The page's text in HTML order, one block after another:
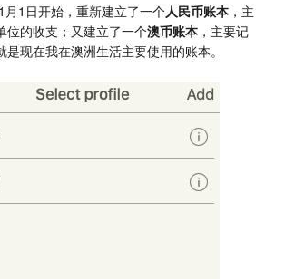
月1日开始，重新建立了一个人民币账本 ，主
位的收支；又建立了一个澳币账本 ，主要记
现在我在澳洲生活主要使用的账本。